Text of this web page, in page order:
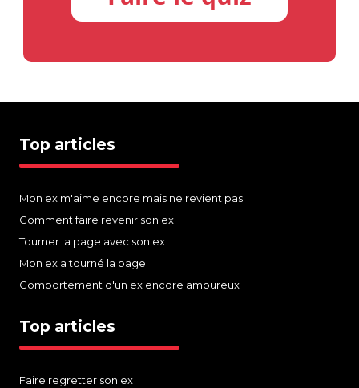
Top articles
Mon ex m'aime encore mais ne revient pas
Comment faire revenir son ex
Tourner la page avec son ex
Mon ex a tourné la page
Comportement d'un ex encore amoureux
Top articles
Faire regretter son ex